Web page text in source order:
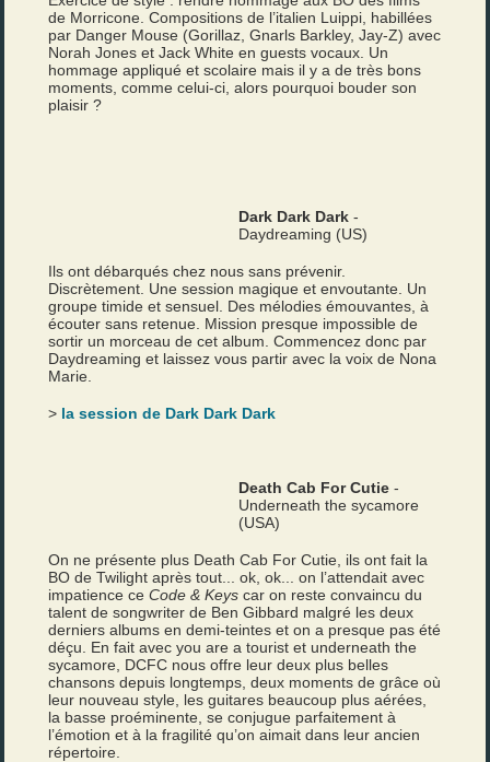
de Morricone. Compositions de l’italien Luippi, habillées
par Danger Mouse (Gorillaz, Gnarls Barkley, Jay-Z) avec
Norah Jones et Jack White en guests vocaux. Un
hommage appliqué et scolaire mais il y a de très bons
moments, comme celui-ci, alors pourquoi bouder son
plaisir ?
Dark Dark Dark -
Daydreaming (US)
Ils ont débarqués chez nous sans prévenir.
Discrètement. Une session magique et envoutante. Un
groupe timide et sensuel. Des mélodies émouvantes, à
écouter sans retenue. Mission presque impossible de
sortir un morceau de cet album. Commencez donc par
Daydreaming et laissez vous partir avec la voix de Nona
Marie.
> la session de Dark Dark Dark
Death Cab For Cutie -
Underneath the sycamore
(USA)
On ne présente plus Death Cab For Cutie, ils ont fait la
BO de Twilight après tout... ok, ok... on l’attendait avec
impatience ceCode & Keys car on reste convaincu du
talent de songwriter de Ben Gibbard malgré les deux
derniers albums en demi-teintes et on a presque pas été
déçu. En fait avec you are a tourist et underneath the
sycamore, DCFC nous offre leur deux plus belles
chansons depuis longtemps, deux moments de grâce où
leur nouveau style, les guitares beaucoup plus aérées,
la basse proéminente, se conjugue parfaitement à
l’émotion et à la fragilité qu’on aimait dans leur ancien
répertoire.